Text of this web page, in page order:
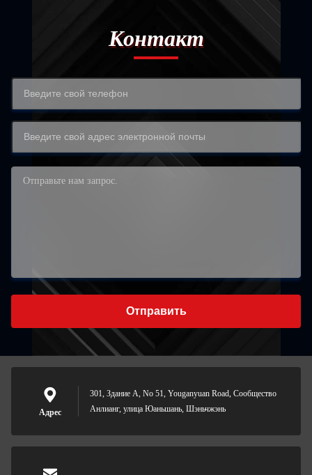
Контакт
Отправить
Адрес
301, Здание А, No 51, Youganyuan Road, Сообщество
Анлианг, улица Юаньшань, Шэньчжэнь